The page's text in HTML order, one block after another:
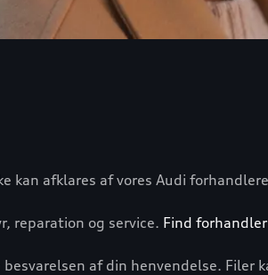
kan afklares af vores Audi
reparation og service. Find
af din henvendelse. Filer